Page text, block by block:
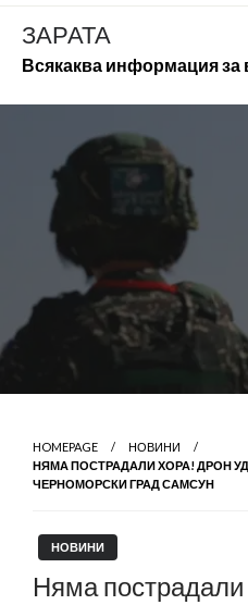
Skip
content
ЗАРАТА
Всякаква информация за
HOMEPAGE
НОВИНИ
НЯМА ПОСТРАДАЛИ ХОРА! ДРОН
ЧЕРНОМОРСКИ ГРАД САМСУН
НОВИНИ
Няма